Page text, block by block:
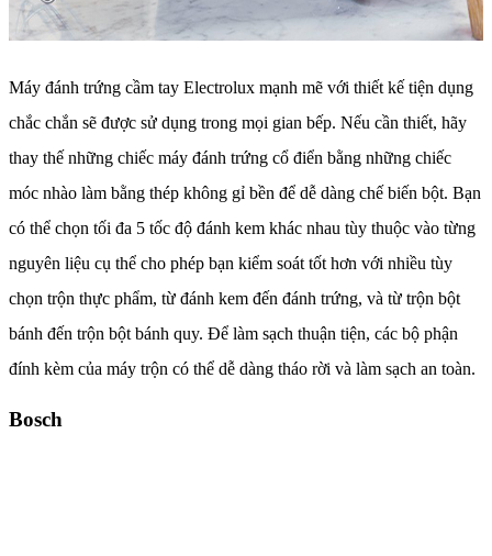
Máy đánh trứng cầm tay Electrolux mạnh mẽ với thiết kế tiện dụng
chắc chắn sẽ được sử dụng trong mọi gian bếp. Nếu cần thiết, hãy
thay thế những chiếc máy đánh trứng cổ điển bằng những chiếc
móc nhào làm bằng thép không gỉ bền để dễ dàng chế biến bột. Bạn
có thể chọn tối đa 5 tốc độ đánh kem khác nhau tùy thuộc vào từng
nguyên liệu cụ thể cho phép bạn kiểm soát tốt hơn với nhiều tùy
chọn trộn thực phẩm, từ đánh kem đến đánh trứng, và từ trộn bột
bánh đến trộn bột bánh quy. Để làm sạch thuận tiện, các bộ phận
đính kèm của máy trộn có thể dễ dàng tháo rời và làm sạch an toàn.
Bosch